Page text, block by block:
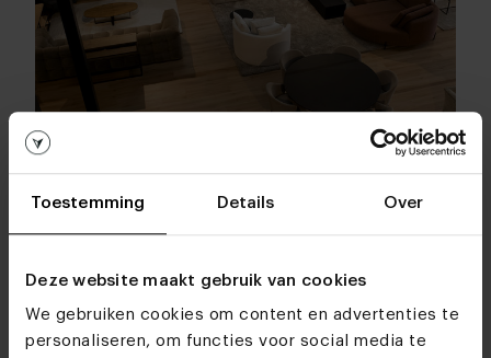
Toestemming Details Over
Deze website maakt gebruik van cookies
We gebruiken cookies om content en advertenties te
personaliseren, om functies voor social media te
Table du Sud | Tweedekans Heeze